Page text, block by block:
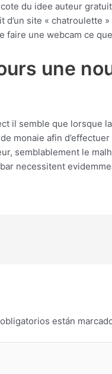
du idee auteur
d’un site «
une webcam ce
une
il semble que lorsque
monaie afin
semblablement le
necessitent
están